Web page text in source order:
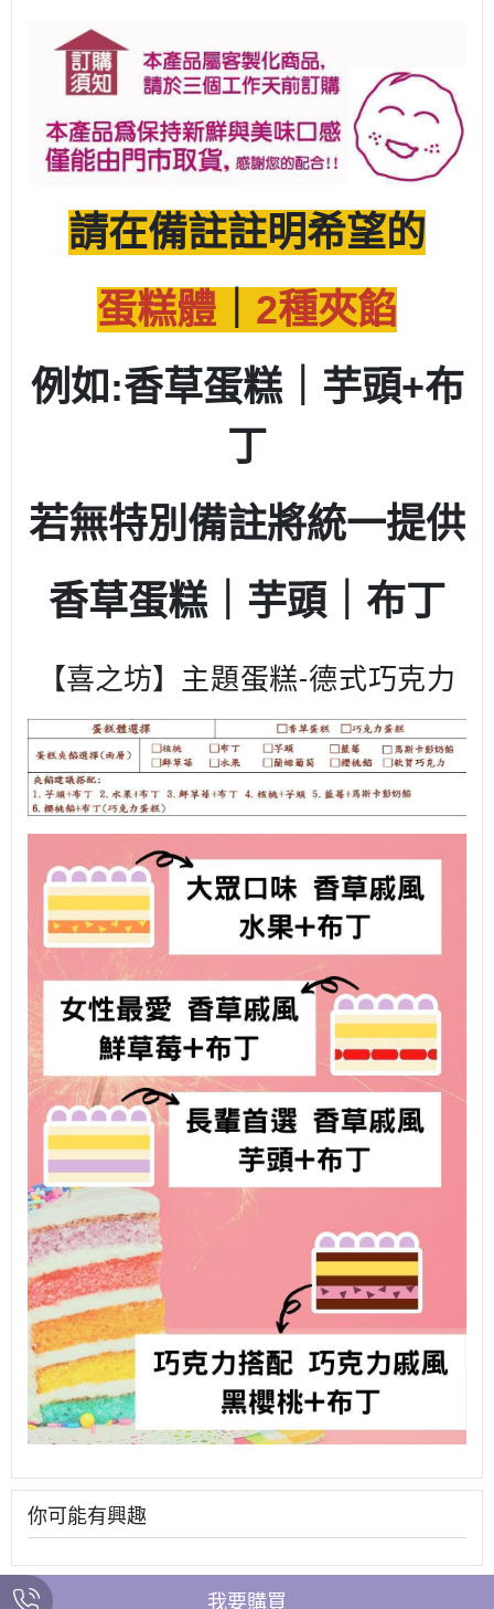
請在備註註明希望的
蛋糕體
2種夾餡
例如:香草蛋糕｜芋頭+布
丁
若無特別備註將統一提供
香草蛋糕｜芋頭｜布丁
【喜之坊】 主題蛋糕-德式巧克力
你可能有興趣
我要購買